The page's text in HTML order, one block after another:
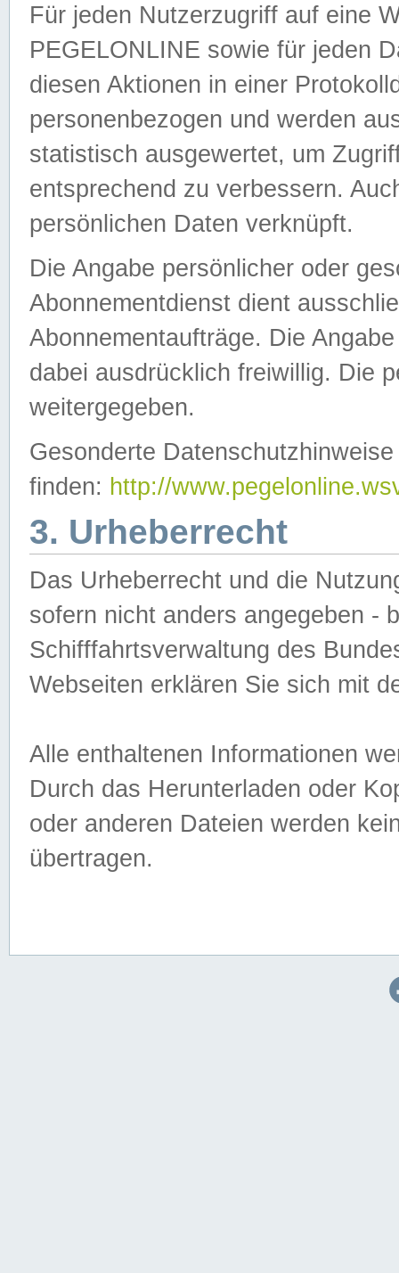
Für jeden Nutzerzugriff auf eine
PEGELONLINE sowie für jeden
diesen Aktionen in einer
personenbezogen und werden
statistisch ausgewertet, um
entsprechend zu verbessern.
persönlichen Daten verknüpft.
Die Angabe persönlicher oder
Abonnementdienst dient
Abonnementaufträge. Die
dabei ausdrücklich freiwillig. Die
weitergegeben.
Gesonderte
finden: http://
3. Urheberrecht
Das Urheberrecht und die
sofern nicht anders angegeben -
Schifffahrtsverwaltung des
Webseiten erklären Sie sich mit
Alle enthaltenen Informationen
Durch das Herunterladen oder
oder anderen Dateien werden
übertragen.